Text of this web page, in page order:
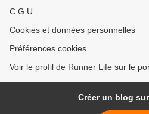
C.G.U.
Cookies et données personnelles
Préférences cookies
Voir le profil de Runner Life sur le
Créer un blog